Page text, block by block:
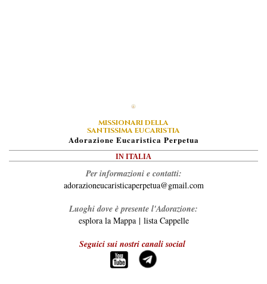
MISSIONARI DELLA
SANTISSIMA EUCARISTIA
ADorazione EUcaristica PErpetua
IN ITALIA
Per informazioni e contatti:
adorazioneucaristicaperpetua@gmail.com
Luoghi dove è presente l'Adorazione:
esplora la Mappa| lista Cappelle
Seguici sui nostri canali social